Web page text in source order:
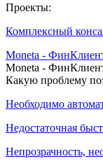
Проекты:
Комплексный
Moneta -
Moneta -
Какую проблему
Необходимо
Недостаточная
Непрозрачность,